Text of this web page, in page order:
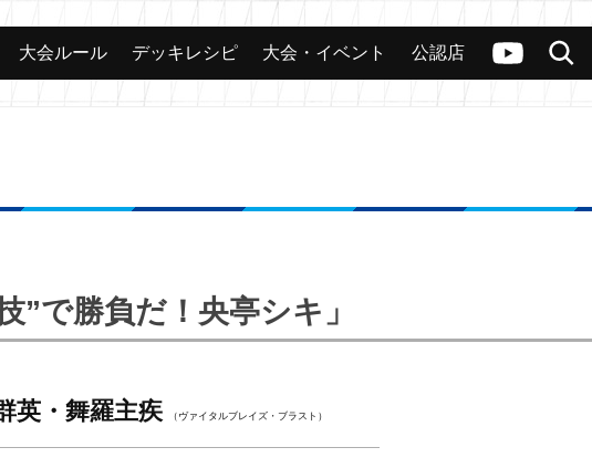
ヴァンガードch
検索
カード 大会 公認店舗 その他
大会ルール デッキレシピ 大会・イベント 公認店
で勝負だ！央亭シキ」
英・舞羅主疾 （ヴァイタルブレイズ・ブラスト）